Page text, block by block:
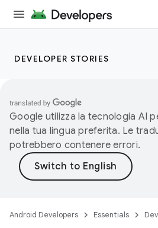
DEVELOPER STORIES
Google utilizza la tecnologia AI
nella tua lingua preferita. Le
potrebbero contenere errori.
Android Developers Essentials